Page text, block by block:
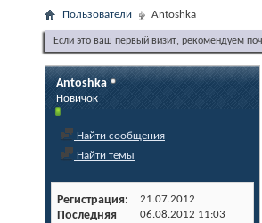
Пользователи Antoshka
Если это ваш первый визит, рекомендуем
Antoshka
Новичок
Найти сообщения
Найти темы
Регистрация 21.07.2012
Последняя
06.08.2012 11:03